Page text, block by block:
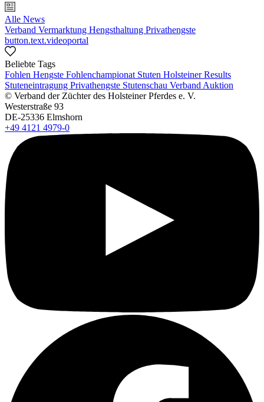
Alle News
Verband Vermarktung Hengsthaltung Privathengste
button.text.videoportal
Beliebte Tags
Fohlen Hengste Fohlenchampionat Stuten Holsteiner Results
Stuteneintragung Privathengste Stutenschau Verband Auktion
© Verband der Züchter des Holsteiner Pferdes e. V.
Westerstraße 93
DE-25336 Elmshorn
+49 4121 4979-0